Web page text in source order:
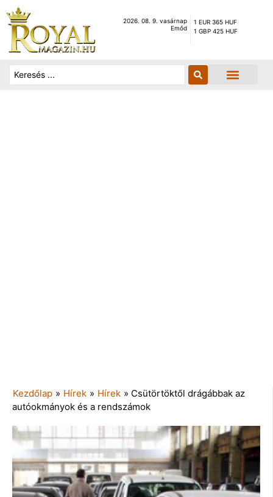
2026. 08. 9. vasárnap
Emőd
1 EUR 365 HUF
1 GBP 425 HUF
Kezdőlap » Hírek » Hírek » Csütörtöktől drágábbak az
autóokmányok és a rendszámok